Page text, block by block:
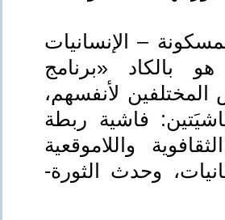
– الإنسانيات
بالكاد «برنامج
لأنفسهم،
فاشية ربطة
واللاموقعية
وحدث الثورة-